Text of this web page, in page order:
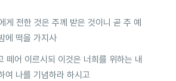
게 전한 것은 주께 받은 것이니 곧 주 예
에 떡을 가지사
떼어 이르시되 이것은 너희를 위하는 내
여 나를 기념하라 하시고